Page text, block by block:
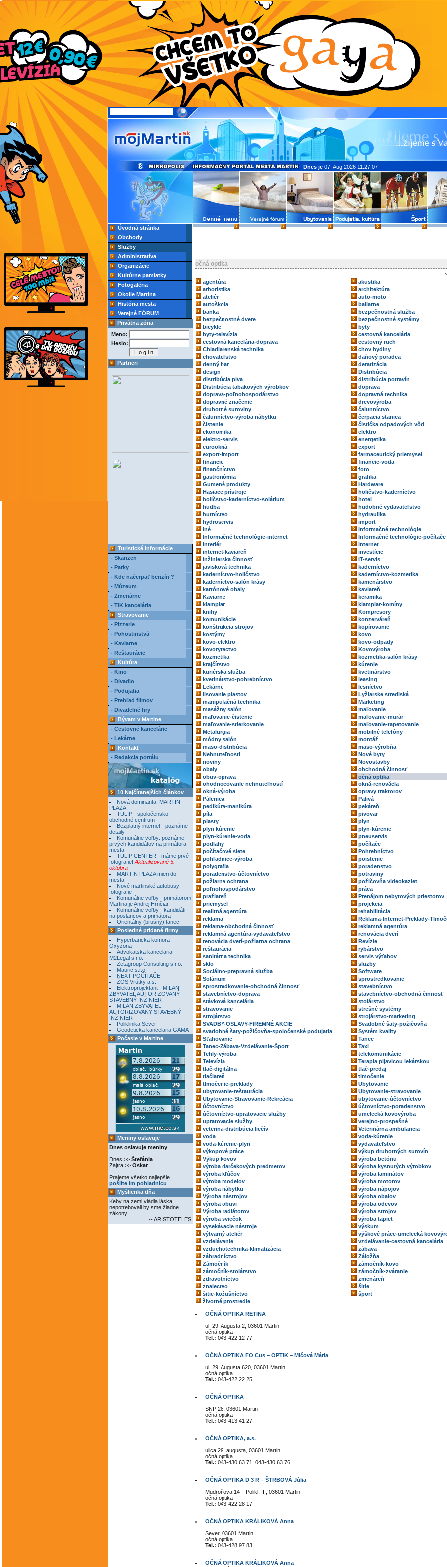
Úvodná stránka
Obchody
Služby
Administratíva
Organizácie
Kultúrne pamiatky
Fotogaléria
Okolie Martina
História mesta
Verejné FÓRUM
Privátna zóna
Meno:
Heslo:
Partneri
Turistické informácie
- Skanzen
- Parky
- Kde načerpať benzín ?
- Múzeum
- Zmenárne
- TIK kancelária
Stravovanie
- Pizzerie
- Pohostinstvá
- Kaviarne
- Reštaurácie
Kultúra
- Kino
- Divadlo
- Podujatia
- Prehľad filmov
- Divadelné hry
Bývam v Martine
- Cestovné kancelárie
- Lekárne
Kontakt
- Redakcia portálu
10 Najčítanejších článkov
Nová dominanta: MARTIN
PLAZA
TULIP - spoločensko-
obchodné centrum
Bezplatný internet - poznáme
detaily
Komunálne voľby: poznáme
prvých kandidátov na primátora
mesta
TULIP CENTER - máme prvé
fotografie! Aktualizované 5.
októbra
MARTIN PLAZA mieri do
mesta
Nové martinské autobusy -
fotografie
Komunálne voľby - primátorom
Martina je Andrej Hrnčiar
Komunálne voľby - kandidáti
na poslancov a primátora
Orientálny (brušný) tanec
Posledné pridané firmy
Hyperbaricka komora
Oxyzona
Advokatska kancelaria
M2Legal s.r.o.
Zetagroup Consulting s.r.o.
Mauric s.r.o.
NEXT POČÍTAČE
ŽOS Vrútky a.s.
Elektroprojektant - MILAN
ZBYVATEL AUTORIZOVANÝ
STAVEBNÝ INŽINIER
MILAN ZBYVATEL
AUTORIZOVANÝ STAVEBNÝ
INŽINIER
Poliklinika Sever
Geodeticka kancelaria GAMA
Počasie v Martine
Meniny oslavuje
Dnes oslavuje meniny
Dnes >> Štefánia
Zajtra >> Oskar
Prajeme všetko najlepšie.
pošlite im pohladnicu
Myšlienka dňa
Keby na zemi vládla láska,
nepotrebovali by sme žiadne
zákony.
-- ARISTOTELES
Dnes je 07. Aug 2026 11:27:07
očná optika
agentúra
akustika
arboristika
architektúra
ateliér
auto-moto
autoškola
baliarne
banka
bezpečnostná služba
bezpečnostné dvere
bezpečnostné systémy
bicykle
byty
byty-televízia
cestovná kancelária
cestovná kancelária-doprava
cestovný ruch
Chladiarenská technika
chov hydiny
chovateľstvo
daňový poradca
denný bar
deratizácia
design
Distribúcia
distribúcia piva
distribúcia potravín
Distribúcia tabakových výrobkov
doprava
doprava-poľnohospodárstvo
dopravná technika
dopravné značenie
drevovýroba
druhotné suroviny
čalunníctvo
čalunníctvo-výroba nábytku
čerpacia stanica
čistenie
čistička odpadových vôd
ekonomika
elektro
elektro-servis
energetika
eurookná
export
export-import
farmaceutický priemysel
financie
financie-voda
finančníctvo
foto
gastronómia
grafika
Gumené produkty
Hardware
Hasiace prístroje
holičstvo-kaderníctvo
holičstvo-kaderníctvo-solárium
hotel
hudba
hudobné vydavateľstvo
hutníctvo
hydraulika
hydroservis
import
iné
Informačné technológie
Informačné technológie-internet
Informačné technológie-počítače
interiér
internet
internet-kaviareň
investície
inžinierska činnosť
IT-servis
javisková technika
kaderníctvo
kaderníctvo-holičstvo
kaderníctvo-kozmetika
kaderníctvo-salón krásy
kamenárstvo
kartónové obaly
kaviareň
Kaviarne
keramika
klampiar
klampiar-komíny
knihy
Kompresory
komunikácie
konzerváreň
konštrukcia strojov
kopírovanie
kostýmy
kovo
kovo-elektro
kovo-odpady
kovorytectvo
Kovovýroba
kozmetika
kozmetika-salón krásy
krajčírstvo
kúrenie
kuriérska služba
kvetinárstvo
kvetinárstvo-pohrebníctvo
leasing
Lekárne
lesníctvo
lisovanie plastov
Lyžiarske strediská
manipulačná technika
Marketing
masážny salón
maľovanie
maľovanie-čistenie
maľovanie-murár
maľovanie-stierkovanie
maľovanie-tapetovanie
Metalurgia
mobilné telefóny
módny salón
montáž
mäso-distribúcia
mäso-výrobňa
Nehnuteľnosti
Nové byty
noviny
Novostavby
obaly
obchodná činnosť
obuv-oprava
očná optika
ohodnocovanie nehnuteľností
okná-renovácia
okná-výroba
opravy traktorov
Pálenica
Palivá
pedikúra-manikúra
pekáreň
píla
pivovar
plasty
plyn
plyn kúrenie
plyn-kúrenie
plyn-kúrenie-voda
pneuservis
podlahy
počítače
počítačové siete
Pohrebníctvo
pohľadnice-výroba
poistenie
polygrafia
poradenstvo
poradenstvo-účtovníctvo
potraviny
požiarna ochrana
požičovňa videokaziet
poľnohospodárstvo
práca
pražiareň
Prenájom nebytových priestorov
priemysel
projekcia
realitná agentúra
rehabilitácia
reklama
Reklama-Internet-Preklady-
reklama-obchodná činnosť
reklamná agentúra
reklamná agentúra-vydavateľstvo
renovácia dverí
renovácia dverí-požiarna ochrana
Revízie
reštaurácia
rybárstvo
sanitárna technika
servis výťahov
sklo
sluzby
Sociálno-prepravná služba
Software
Solárium
sprostredkovanie
sprostredkovanie-obchodná činnosť
stavebníctvo
stavebníctvo-doprava
stavebníctvo-obchodná činnosť
stávková kancelária
stolárstvo
stravovanie
strešné systémy
strojárstvo
strojárstvo-marketing
SVADBY-OSLAVY-FIREMNÉ AKCIE
Svadobné šaty-požičovňa
svadobné šaty-požičovňa-spoločenské podujatia
Systém kvality
Sťahovanie
Tanec
Tanec-Zábava-Vzdelávanie-Šport
Taxi
Tehly-výroba
telekomunikácie
Televízia
Terapia pijavicou lekárskou
tlač-digitálna
tlač-predaj
tlačiareň
tlmočenie
tlmočenie-preklady
Ubytovanie
ubytovanie-reštaurácia
Ubytovanie-stravovanie
Ubytovanie-Stravovanie-Rekreácia
ubytovanie-účtovníctvo
účtovníctvo
účtovníctvo-poradenstvo
účtovníctvo-upratovacie služby
umelecká kovovýroba
upratovacie služby
verejno-prospešné
veterina-distribúcia liečív
Veterinárna ambulancia
voda
voda-kúrenie
voda-kúrenie-plyn
vydavateľstvo
výkopové práce
výkup druhotných surovín
Výkup kovov
výroba betónu
výroba darčekových predmetov
výroba kysnutých výrobkov
výroba kľúčov
výroba laminátov
výroba modelov
výroba motorov
výroba nábytku
výroba nápojov
Výroba nástrojov
výroba obalov
výroba obuvi
výroba odevov
Výroba radiátorov
výroba strojov
výroba sviečok
výroba tapiet
vysekávacie nástroje
výskum
výtvarný ateliér
výškové práce-umelecká
vzdelávanie
vzdelávanie-cestovná kancelária
vzduchotechnika-klimatizácia
zábava
záhradníctvo
Záložňa
Zámočník
zámočník-kovo
zámočník-stolárstvo
zámočník-zváranie
zdravotníctvo
zmenáreň
znalectvo
šitie
šitie-kožušníctvo
šport
životné prostredie
OČNÁ OPTIKA RETINA
ul. 29. Augusta 2, 03601 Martin
očná optika
Tel.: 043-422 12 77
OČNÁ OPTIKA FO Cus – OPTIK – Mičová Mária
ul. 29. Augusta 620, 03601 Martin
očná optika
Tel.: 043-422 22 25
OČNÁ OPTIKA
SNP 28, 03601 Martin
očná optika
Tel.: 043-413 41 27
OČNÁ OPTIKA, a.s.
ulica 29. augusta, 03601 Martin
očná optika
Tel.: 043-430 63 71, 043-430 63 76
OČNÁ OPTIKA D 3 R – ŠTRBOVÁ Júlia
Mudroňova 14 – Polikl. II., 03601 Martin
očná optika
Tel.: 043-422 28 17
OČNÁ OPTIKA KRÁLIKOVÁ Anna
Sever, 03601 Martin
očná optika
Tel.: 043-428 97 83
OČNÁ OPTIKA KRÁLIKOVÁ Anna